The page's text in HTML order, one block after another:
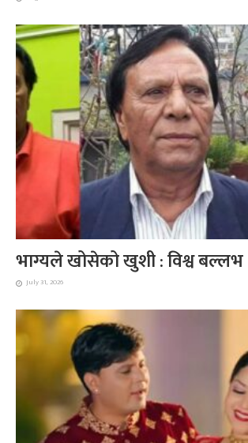
भाग्यले खोसेको खुशी : विश्व बल्लभ
July 31, 2026